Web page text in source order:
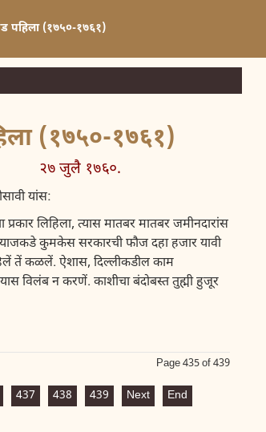
पहिला (१७५०-१७६१)
(१७५०-१७६१)
२७ जुलै १७६०.
यांस:
लिहिला, त्यास मातबर मातबर जमीनदारांस
कुमकेस सरकारची फौज दहा हजार यावी
तें कळलें. ऐशास, दिल्लीकडील काम
विलंब न करणें. काशीचा बंदोबस्त तुह्मी हुजूर
Page 435 of 439
437 438 439 Next End